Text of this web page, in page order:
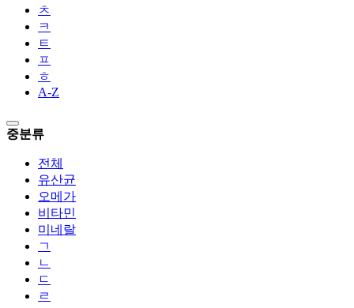
ㅊ
ㅋ
ㅌ
ㅍ
ㅎ
A-Z
중분류
전체
유산균
오메가
비타민
미네랄
ㄱ
ㄴ
ㄷ
ㄹ